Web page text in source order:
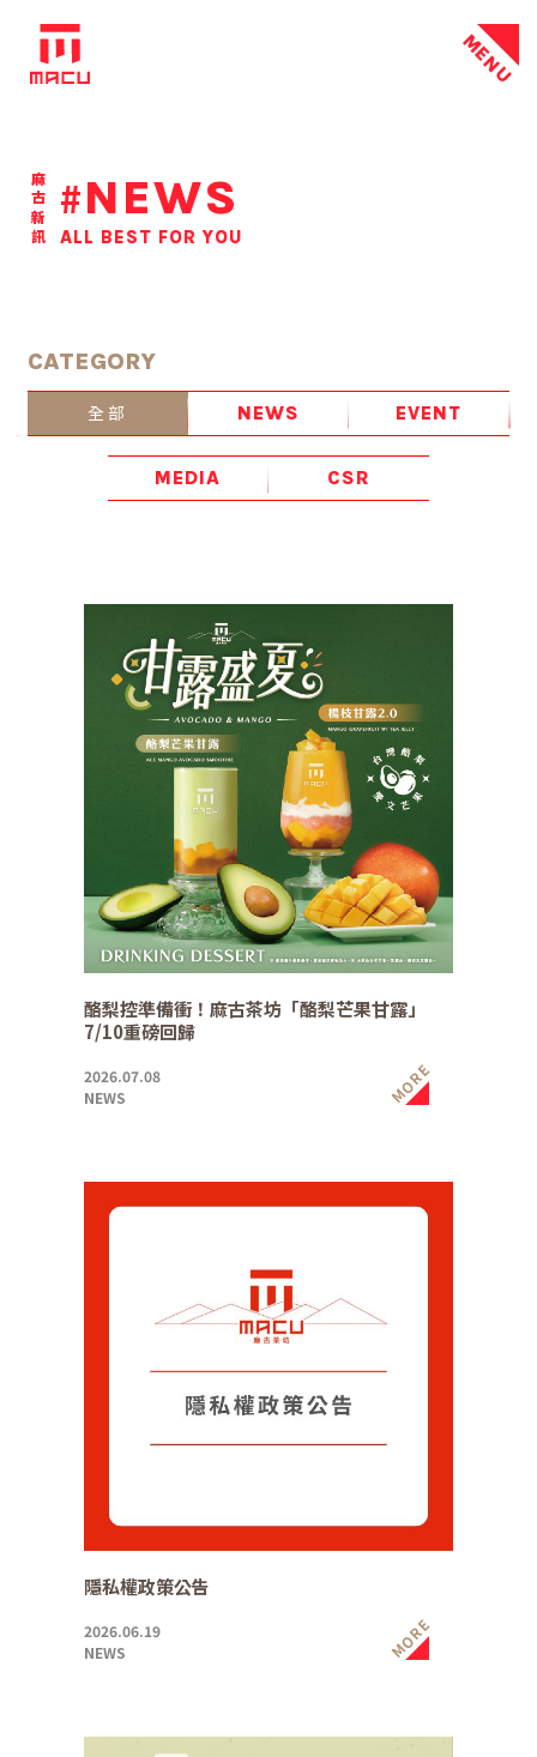
MENU
麻古新訊 #NEWS
ALL BEST FOR YOU
CATEGORY
全部 NEWS EVENT
MEDIA CSR
酪梨控準備衝！麻古茶坊「酪梨芒果甘露」
7/10重磅回歸
2026.07.08
NEWS
MORE
隱私權政策公告
2026.06.19
NEWS
MORE